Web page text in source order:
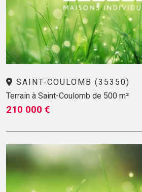
SAINT-COULOMB (35350)
Terrain à Saint-Coulomb de 500 m²
210 000 €